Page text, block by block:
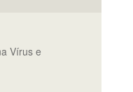
Vírus e